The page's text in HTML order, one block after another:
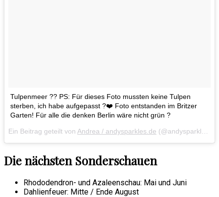
Tulpenmeer ?? PS: Für dieses Foto mussten keine Tulpen
sterben, ich habe aufgepasst ?❤️ Foto entstanden im Britzer
Garten! Für alle die denken Berlin wäre nicht grün ?
Ein Beitrag geteilt von Andrea / andysparkles.de (@andysparkles) am
Die nächsten Sonderschauen
Rhododendron- und Azaleenschau: Mai und Juni
Dahlienfeuer: Mitte / Ende August